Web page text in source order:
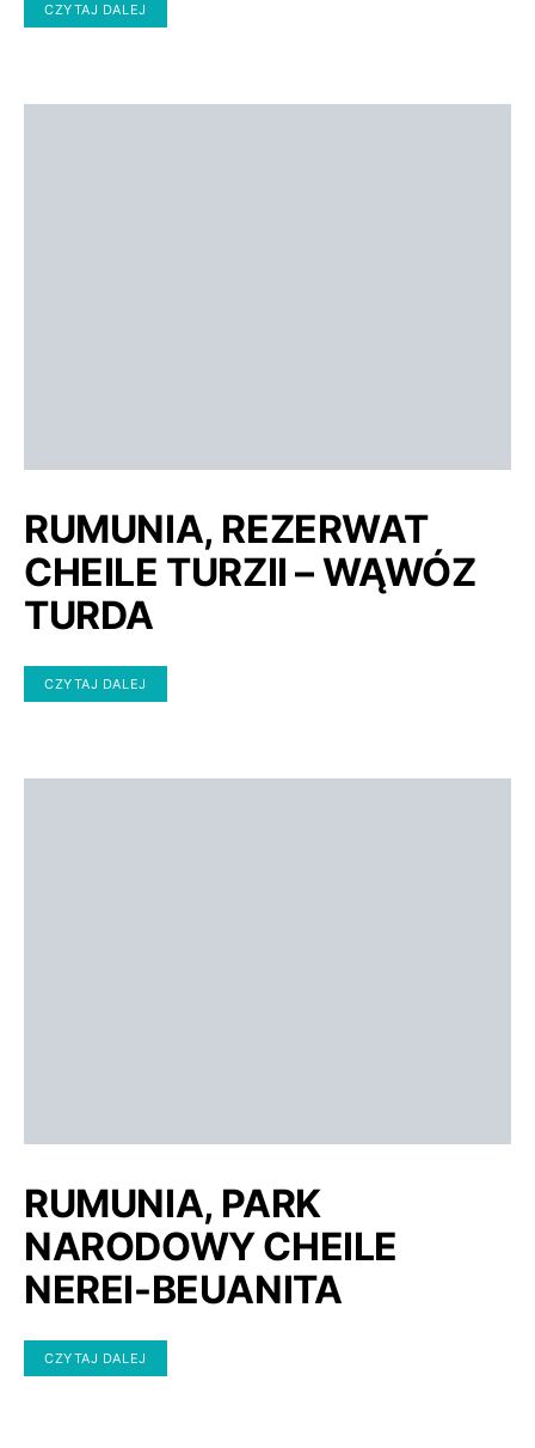
CZYTAJ DALEJ
RUMUNIA, REZERWAT
CHEILE TURZII – WĄWÓZ
TURDA
CZYTAJ DALEJ
RUMUNIA, PARK
NARODOWY CHEILE
NEREI-BEUANITA
CZYTAJ DALEJ